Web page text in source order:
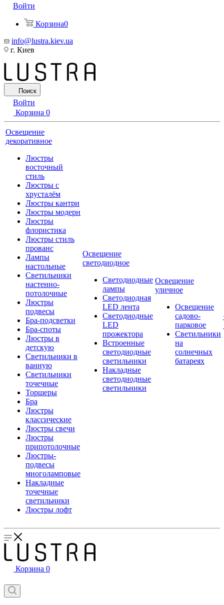
Войти
Корзина0
info@lustra.kiev.ua
г. Киев
Поиск
Войти
Корзина 0
Освещение
декоративное
Люстры
восточный
стиль
Люстры с
хрусталём
Люстры кантри
Люстры модерн
Люстры
флористика
Люстры стиль
прованс
Лампы
настольные
Светильники
настенно-
потолочные
Люстры
подвесы
Бра-подсветки
Бра-споты
Люстры в
детскую
Светильники в
ванную
Светильники
точечные
Торшеры
Бра
Люстры
классические
Люстры свечи
Люстры
припотолочные
Люстры-
подвесы
многоламповые
Накладные
точечные
светильники
Люстры лофт
Освещение
светодиодное
Светодиодные
лампы
Светодиодная
LED лента
Светодиодные
LED
прожектора
Встроенные
светодиодные
светильники
Накладные
светодиодные
светильники
Освещение
уличное
Освещение
садово-
парковое
Светильники
на
солнечных
батареях
Корзина 0